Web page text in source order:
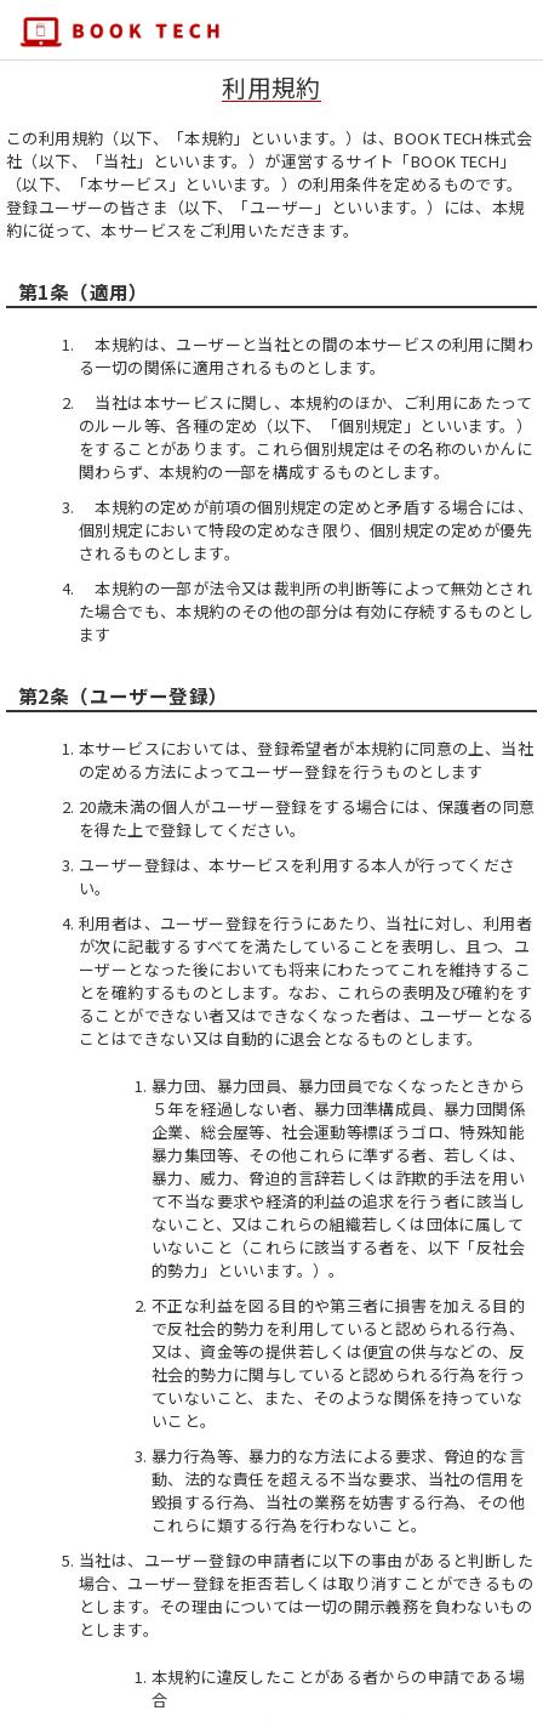
利用規約
この利用規約（以下、「本規約」といいます。）は、BOOK TECH株式会
社（以下、「当社」といいます。）が運営するサイト「BOOK TECH」
（以下、「本サービス」といいます。）の利用条件を定めるものです。
登録ユーザーの皆さま（以下、「ユーザー」といいます。）には、本規
約に従って、本サービスをご利用いただきます。
第1条（適用）
本規約は、ユーザーと当社との間の本サービスの利用に関わ
る一切の関係に適用されるものとします。
当社は本サービスに関し、本規約のほか、ご利用にあたって
のルール等、各種の定め（以下、「個別規定」といいます。）
をすることがあります。これら個別規定はその名称のいかんに
関わらず、本規約の一部を構成するものとします。
本規約の定めが前項の個別規定の定めと矛盾する場合には、
個別規定において特段の定めなき限り、個別規定の定めが優先
されるものとします。
本規約の一部が法令又は裁判所の判断等によって無効とされ
た場合でも、本規約のその他の部分は有効に存続するものとし
ます
第2条（ユーザー登録）
本サービスにおいては、登録希望者が本規約に同意の上、当社
の定める方法によってユーザー登録を行うものとします
20歳未満の個人がユーザー登録をする場合には、保護者の同意
を得た上で登録してください。
ユーザー登録は、本サービスを利用する本人が行ってくださ
い。
利用者は、ユーザー登録を行うにあたり、当社に対し、利用者
が次に記載するすべてを満たしていることを表明し、且つ、ユ
ーザーとなった後においても将来にわたってこれを維持するこ
とを確約するものとします。なお、これらの表明及び確約をす
ることができない者又はできなくなった者は、ユーザーとなる
ことはできない又は自動的に退会となるものとします。
暴力団、暴力団員、暴力団員でなくなったときから
５年を経過しない者、暴力団準構成員、暴力団関係
企業、総会屋等、社会運動等標ぼうゴロ、特殊知能
暴力集団等、その他これらに準ずる者、若しくは、
暴力、威力、脅迫的言辞若しくは詐欺的手法を用い
て不当な要求や経済的利益の追求を行う者に該当し
ないこと、又はこれらの組織若しくは団体に属して
いないこと（これらに該当する者を、以下「反社会
的勢力」といいます。）。
不正な利益を図る目的や第三者に損害を加える目的
で反社会的勢力を利用していると認められる行為、
又は、資金等の提供若しくは便宜の供与などの、反
社会的勢力に関与していると認められる行為を行っ
ていないこと、また、そのような関係を持っていな
いこと。
暴力行為等、暴力的な方法による要求、脅迫的な言
動、法的な責任を超える不当な要求、当社の信用を
毀損する行為、当社の業務を妨害する行為、その他
これらに類する行為を行わないこと。
当社は、ユーザー登録の申請者に以下の事由があると判断した
場合、ユーザー登録を拒否若しくは取り消すことができるもの
とします。その理由については一切の開示義務を負わないもの
とします。
本規約に違反したことがある者からの申請である場
合